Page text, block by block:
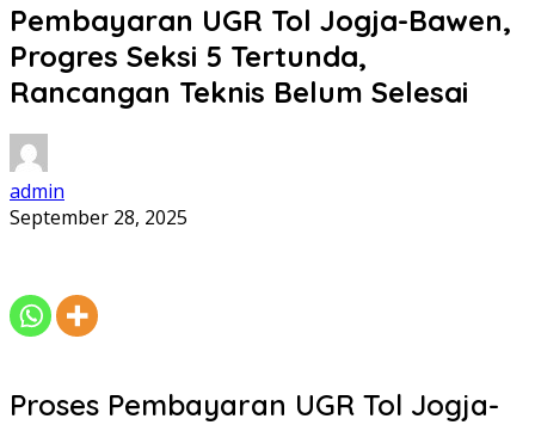
Pembayaran UGR Tol Jogja-Bawen,
Progres Seksi 5 Tertunda,
Rancangan Teknis Belum Selesai
admin
September 28, 2025
Proses Pembayaran UGR Tol Jogja-